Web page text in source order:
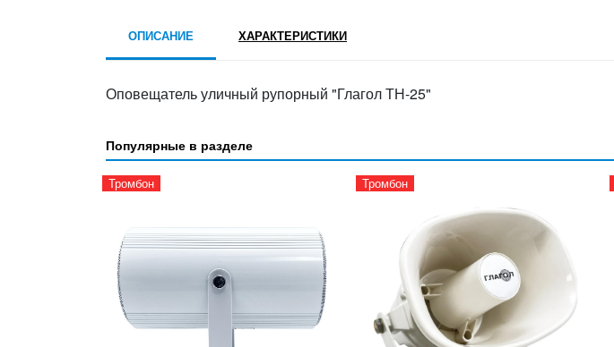
ОПИСАНИЕ ХАРАКТЕРИСТИКИ
Оповещатель уличный рупорный "Глагол ТН-25"
Популярные в разделе
Тромбон Тромбон